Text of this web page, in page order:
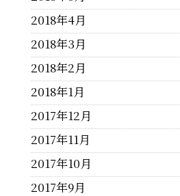
2018年4月
2018年3月
2018年2月
2018年1月
2017年12月
2017年11月
2017年10月
2017年9月